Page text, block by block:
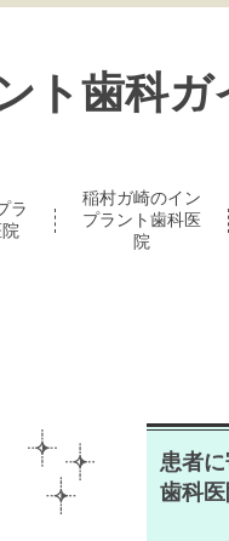
ト歯科ガ
ラ
稲村ガ崎のイン
プラント歯科医
院
患者
歯科